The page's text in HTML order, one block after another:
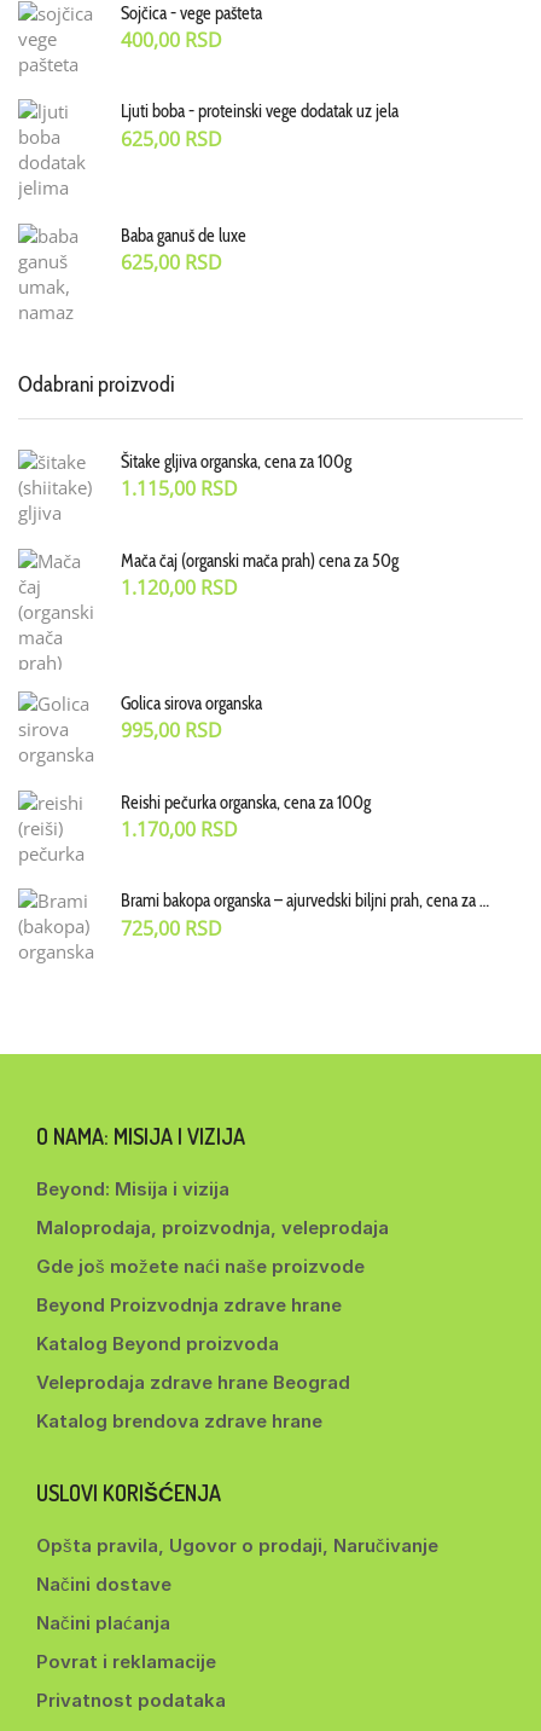
Sojčica - vege pašteta
400,00 RSD
Ljuti boba - proteinski vege dodatak uz jela
625,00 RSD
Baba ganuš de luxe
625,00 RSD
Odabrani proizvodi
Šitake gljiva organska, cena za 100g
1.115,00 RSD
Mača čaj (organski mača prah) cena za 50g
1.120,00 RSD
Golica sirova organska
995,00 RSD
Reishi pečurka organska, cena za 100g
1.170,00 RSD
Brami bakopa organska – ajurvedski biljni prah, cena za 70 g
725,00 RSD
O NAMA: MISIJA I VIZIJA
Beyond: Misija i vizija
Maloprodaja, proizvodnja, veleprodaja
Gde još možete naći naše proizvode
Beyond Proizvodnja zdrave hrane
Katalog Beyond proizvoda
Veleprodaja zdrave hrane Beograd
Katalog brendova zdrave hrane
USLOVI KORIŠĆENJA
Opšta pravila, Ugovor o prodaji, Naručivanje
Načini dostave
Načini plaćanja
Povrat i reklamacije
Privatnost podataka